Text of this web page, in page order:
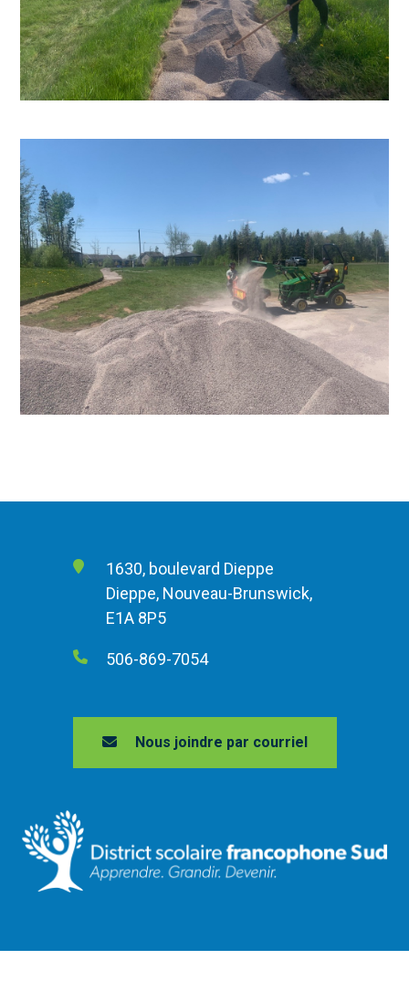
1630, boulevard Dieppe
Dieppe, Nouveau-Brunswick,
E1A 8P5
506-869-7054
Nous joindre par courriel